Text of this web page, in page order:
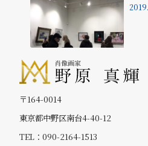
〒164-0014
東京都中野区南台4-40-12
TEL：090-2164-1513